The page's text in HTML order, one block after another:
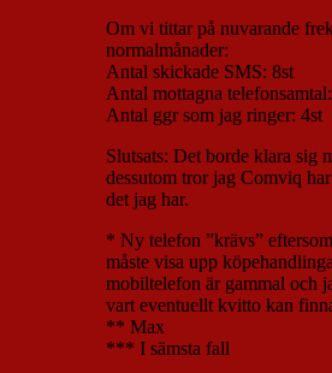
Om vi tittar på nuvarande
normalmånader:
Antal skickade SMS: 8st
Antal mottagna
Antal ggr som jag ringer: 4st
Slutsats: Det borde klara sig
dessutom tror jag Comviq
det jag har.
* Ny telefon ”krävs”
måste visa upp
mobiltelefon är gammal och
vart eventuellt kvitto kan
** Max
*** I sämsta fall